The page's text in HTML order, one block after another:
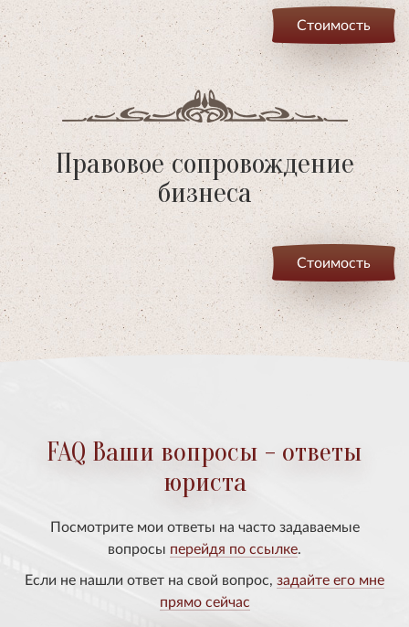
Стоимость
Правовое сопровождение
бизнеса
Стоимость
FAQ Ваши вопросы - ответы
юриста
Посмотрите мои ответы на часто задаваемые
вопросы перейдя по ссылке.
Если не нашли ответ на свой вопрос, задайте его мне
прямо сейчас